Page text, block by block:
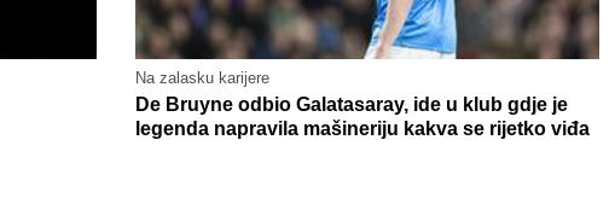
Na zalasku karijere
De Bruyne odbio Galatasaray, ide u klub gdje je
legenda napravila mašineriju kakva se rijetko viđa